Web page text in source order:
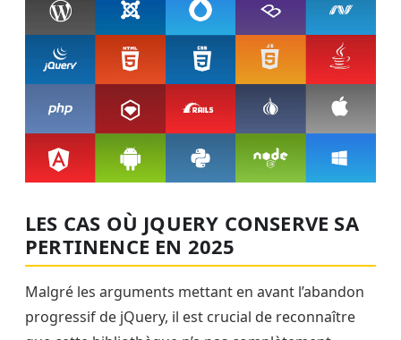
LES CAS OÙ JQUERY CONSERVE SA
PERTINENCE EN 2025
Malgré les arguments mettant en avant l’abandon
progressif de jQuery, il est crucial de reconnaître